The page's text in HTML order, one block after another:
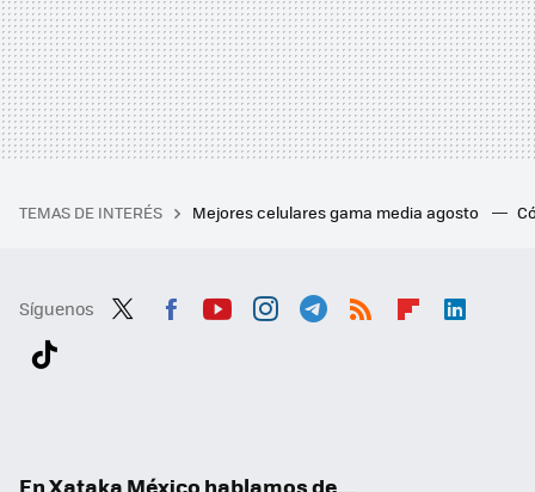
TEMAS DE INTERÉS Mejores celulares gama media agosto
Síguenos
En Xataka México hablamos de...